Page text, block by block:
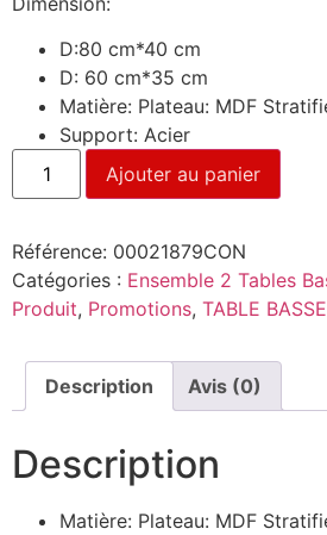
D:80 cm*40 cm
D: 60 cm*35 cm
Matière: Plateau: MDF
Support: Acier
Ajouter au panier
Référence: 00021879CON
Catégories : Ensemble 2 Tables
Produit, Promotions, TABLE BASSE
Description Avis (0)
Description
Matière: Plateau: MDF